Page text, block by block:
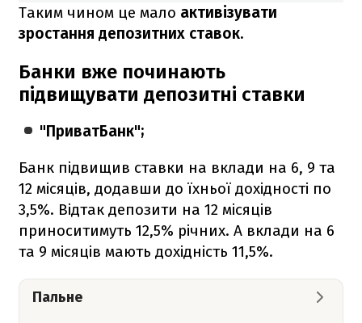
Таким чином це мало активізувати
зростання депозитних ставок.
Банки вже починають
підвищувати депозитні ставки
"ПриватБанк";
Банк підвищив ставки на вклади на 6, 9 та
12 місяців, додавши до їхньої дохідності по
3,5%. Відтак депозити на 12 місяців
приноситимуть 12,5% річних. А вклади на 6
та 9 місяців мають дохідність 11,5%.
Пальне